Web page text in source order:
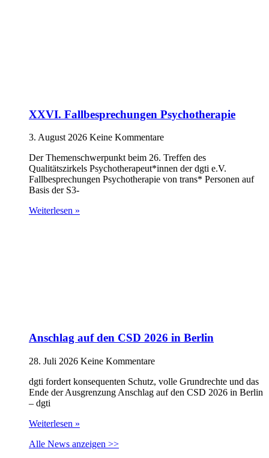
XXVI. Fallbesprechungen Psychotherapie
3. August 2026 Keine Kommentare
Der Themenschwerpunkt beim 26. Treffen des
Qualitätszirkels Psychotherapeut*innen der dgti e.V.
Fallbesprechungen Psychotherapie von trans* Personen auf
Basis der S3-
Weiterlesen »
Anschlag auf den CSD 2026 in Berlin
28. Juli 2026 Keine Kommentare
dgti fordert konsequenten Schutz, volle Grundrechte und das
Ende der Ausgrenzung Anschlag auf den CSD 2026 in Berlin
– dgti
Weiterlesen »
Alle News anzeigen >>